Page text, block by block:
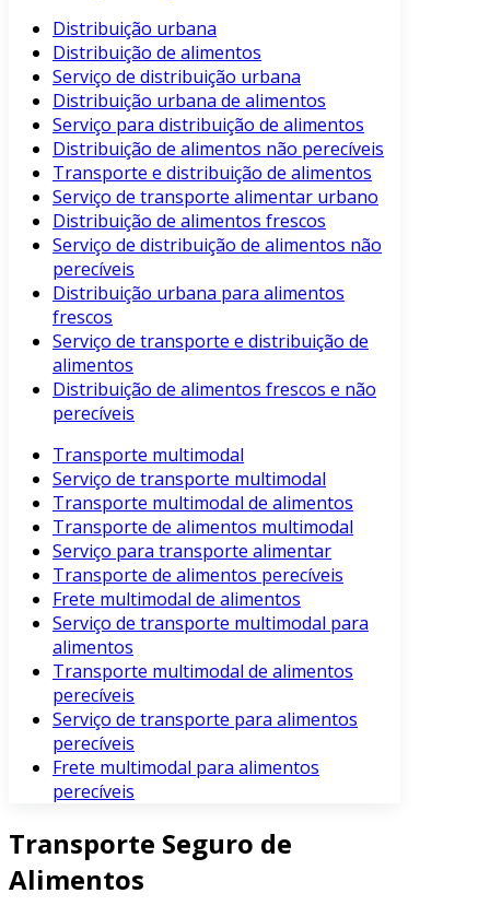
Distribuição urbana
Distribuição de alimentos
Serviço de distribuição urbana
Distribuição urbana de alimentos
Serviço para distribuição de alimentos
Distribuição de alimentos não perecíveis
Transporte e distribuição de alimentos
Serviço de transporte alimentar urbano
Distribuição de alimentos frescos
Serviço de distribuição de alimentos não
perecíveis
Distribuição urbana para alimentos
frescos
Serviço de transporte e distribuição de
alimentos
Distribuição de alimentos frescos e não
perecíveis
Transporte multimodal
Serviço de transporte multimodal
Transporte multimodal de alimentos
Transporte de alimentos multimodal
Serviço para transporte alimentar
Transporte de alimentos perecíveis
Frete multimodal de alimentos
Serviço de transporte multimodal para
alimentos
Transporte multimodal de alimentos
perecíveis
Serviço de transporte para alimentos
perecíveis
Frete multimodal para alimentos
perecíveis
Transporte Seguro de
Alimentos